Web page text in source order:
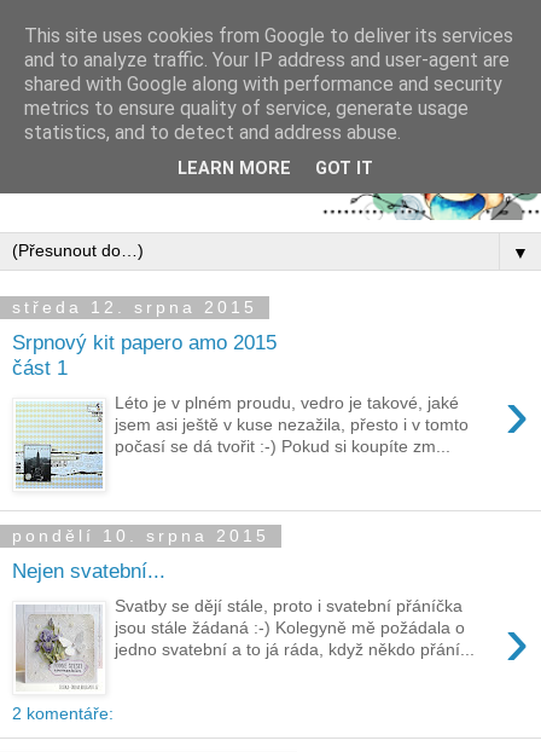
▼
středa 12. srpna 2015
Srpnový kit papero amo 2015
část 1
›
Léto je v plném proudu, vedro je takové, jaké
jsem asi ještě v kuse nezažila, přesto i v tomto
počasí se dá tvořit :-) Pokud si koupíte zm...
pondělí 10. srpna 2015
Nejen svatební...
›
Svatby se dějí stále, proto i svatební přáníčka
jsou stále žádaná :-) Kolegyně mě požádala o
jedno svatební a to já ráda, když někdo přání...
2 komentáře:
This site uses cookies from Google to deliver its services
and to analyze traffic. Your IP address and user-agent are
shared with Google along with performance and security
metrics to ensure quality of service, generate usage
statistics, and to detect and address abuse.
LEARN MORE GOT IT